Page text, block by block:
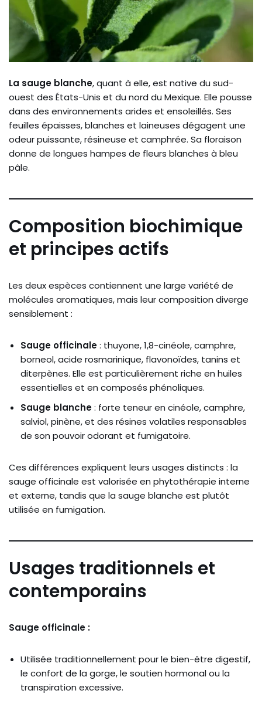
La sauge blanche, quant à elle, est native du sud-
ouest des États-Unis et du nord du Mexique. Elle pousse
dans des environnements arides et ensoleillés. Ses
feuilles épaisses, blanches et laineuses dégagent une
odeur puissante, résineuse et camphrée. Sa floraison
donne de longues hampes de fleurs blanches à bleu
pâle.
Composition biochimique
et principes actifs
Les deux espèces contiennent une large variété de
molécules aromatiques, mais leur composition diverge
sensiblement :
Sauge officinale: thuyone, 1,8-cinéole, camphre,
borneol, acide rosmarinique, flavonoïdes, tanins et
diterpènes. Elle est particulièrement riche en huiles
essentielles et en composés phénoliques.
Sauge blanche: forte teneur en cinéole, camphre,
salviol, pinène, et des résines volatiles responsables
de son pouvoir odorant et fumigatoire.
Ces différences expliquent leurs usages distincts : la
sauge officinale est valorisée en phytothérapie interne
et externe, tandis que la sauge blanche est plutôt
utilisée en fumigation.
Usages traditionnels et
contemporains
Sauge officinale :
Utilisée traditionnellement pour le bien-être digestif,
le confort de la gorge, le soutien hormonal ou la
transpiration excessive.